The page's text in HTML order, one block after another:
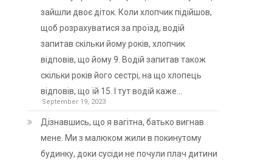
зайшли двоє діток. Коли хлопчик підійшов,
щоб розрахуватися за проїзд, водій
запитав скільки йому років, хлопчик
відповів, що йому 9. Водій запитав також
скільки років його сестрі, на що хлопець
відповів, що їй 15. І тут водій каже…
September 19, 2023
Дізнавшись, що я вагітна, батько вигнав
мене. Ми з малюком жили в покинутому
будинку, доки сусіди не почули плач дитини